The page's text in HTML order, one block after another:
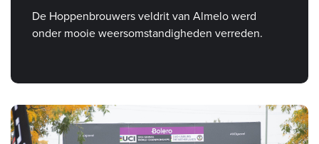
De Hoppenbrouwers veldrit van Almelo werd
onder mooie weersomstandigheden verreden.